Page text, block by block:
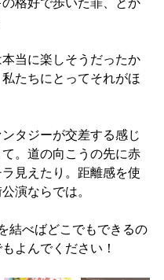
格好で歩いた罪、とか
当に楽しそうだったか
たちにとってそれがほ
タジーが交差する感じ
。道の向こうの先に赤
見えたり。距離感を使
演ならでは。
結べばどこでもできるの
よんでください！